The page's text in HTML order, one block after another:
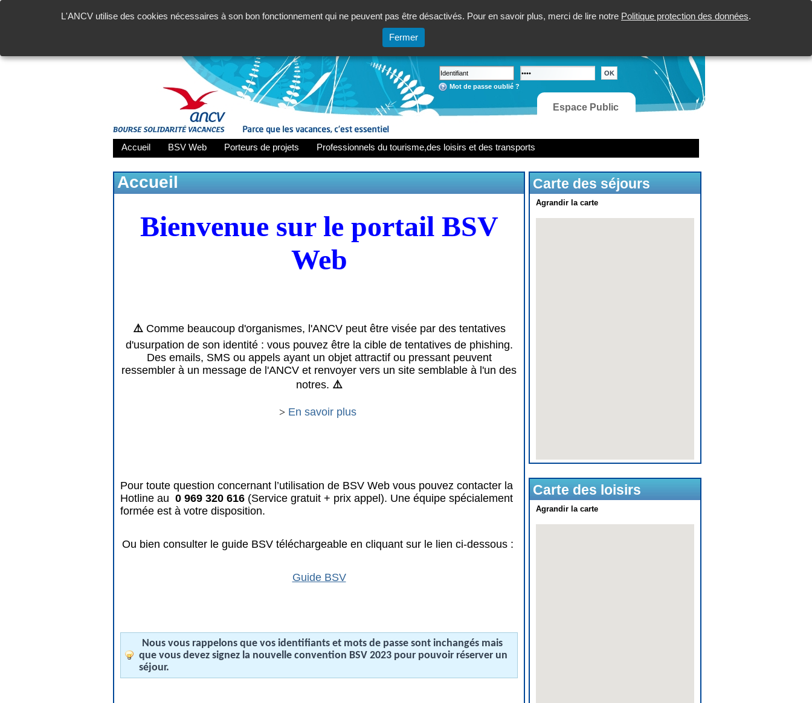
L'ANCV utilise des cookies nécessaires à son bon fonctionnement qui ne peuvent pas être désactivés. Pour en savoir plus, merci de lire notre Politique protection des données.
Fermer
Mot de passe oublié ?
Espace Public
Accueil BSV Web Porteurs de projets Professionnels du tourisme,des loisirs et des transports
Accueil
Bienvenue sur le portail BSV
Web
⚠️ Comme beaucoup d'organismes, l'ANCV peut être visée par des tentatives
d'usurpation de son identité : vous pouvez être la cible de tentatives de phishing.
Des emails, SMS ou appels ayant un objet attractif ou pressant peuvent
ressembler à un message de l'ANCV et renvoyer vers un site semblable à l'un des
notres. ⚠️
> En savoir plus
Pour toute question concernant l’utilisation de BSV Web vous pouvez contacter la
Hotline au 0 969 320 616 (Service gratuit + prix appel). Une équipe spécialement
formée est à votre disposition.
Ou bien consulter le guide BSV téléchargeable en cliquant sur le lien ci-dessous :
Guide BSV
Nous vous rappelons que vos identifiants et mots de passe sont inchangés mais
que vous devez signez la nouvelle convention BSV 2023 pour pouvoir réserver un
séjour.
Carte des séjours
Agrandir la carte
Carte des loisirs
Agrandir la carte